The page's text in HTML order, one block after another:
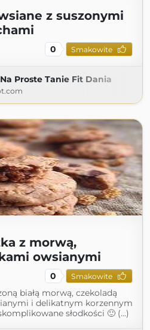
z suszonymi
0 Smakowite
Proste Tanie Fit Dania
z morwą,
owsianymi
0 Smakowite
białą morwą, czekoladą
i delikatnym korzennym
słodkości 🙂 (...)